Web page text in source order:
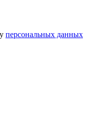
персональных данных